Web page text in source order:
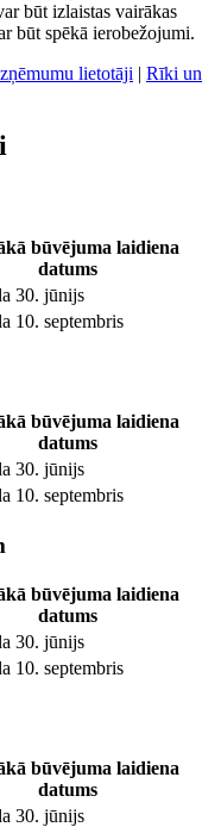
būt izlaistas vairākas
būt spēkā ierobežojumi.
lietotāji | Rīki un
būvējuma laidiena
datums
30. jūnijs
10. septembris
būvējuma laidiena
datums
30. jūnijs
10. septembris
būvējuma laidiena
datums
30. jūnijs
10. septembris
būvējuma laidiena
datums
30. jūnijs